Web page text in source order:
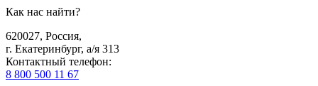
Как нас найти?
620027, Россия,
г. Екатеринбург, а/я 313
Контактный телефон:
8 800 500 11 67